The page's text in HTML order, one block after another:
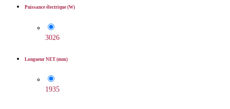
Puissance électrique (W)
3026
Longueur NET (mm)
1935